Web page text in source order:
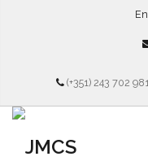
(+351) 243 702